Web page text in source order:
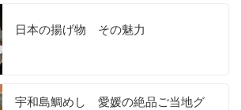
日本の揚げ物 その魅力
宇和島鯛めし 愛媛の絶品ご当地グ